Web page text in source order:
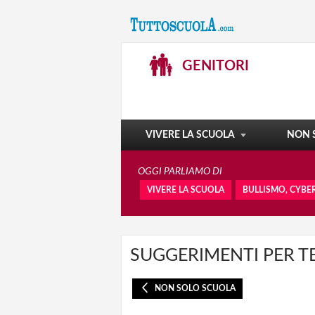
GENITORI
VIVERE LA SCUOLA NON
STUDIARE ALL'ESTERO
OGGI PARLIAMO DI
VIVERE LA SCUOLA BULLISMO,
SUGGERIMENTI PER
NON SOLO SCUOLA